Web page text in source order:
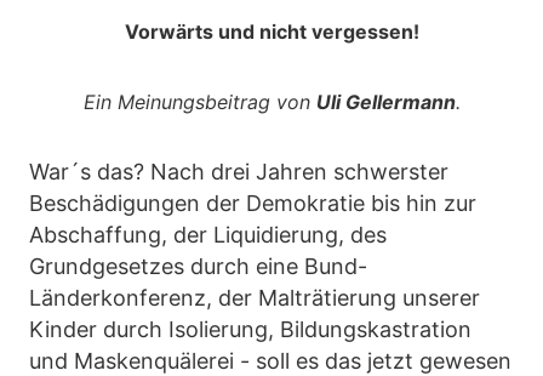
Vorwärts und nicht vergessen!
Ein Meinungsbeitrag von Uli Gellermann.
War´s das? Nach drei Jahren schwerster
Beschädigungen der Demokratie bis hin zur
Abschaffung, der Liquidierung, des
Grundgesetzes durch eine Bund-
Länderkonferenz, der Malträtierung unserer
Kinder durch Isolierung, Bildungskastration
und Maskenquälerei - soll es das jetzt gewesen